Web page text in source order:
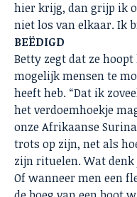
hier krijg, dan grijp ik
niet los van elkaar. Ik
BEËDIGD
Betty zegt dat ze
mogelijk mensen te
heeft heb. “Dat ik
het verdoemhoekje
onze Afrikaanse
trots op zijn, net als
zijn rituelen. Wat denk
Of wanneer men een